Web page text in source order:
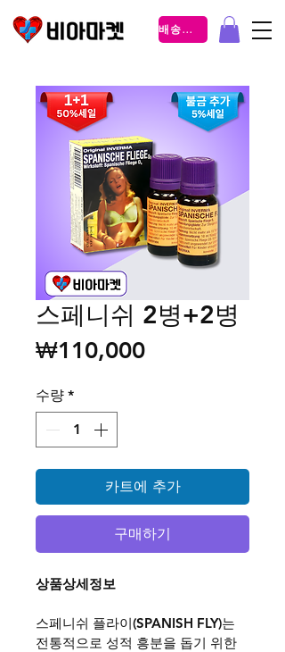
배송조회
스페니쉬 2병+2병
₩110,000가격
수량 *
카트에 추가
구매하기
상품상세정보
스페니쉬 플라이(SPANISH FLY)는
전통적으로 성적 흥분을 돕기 위한